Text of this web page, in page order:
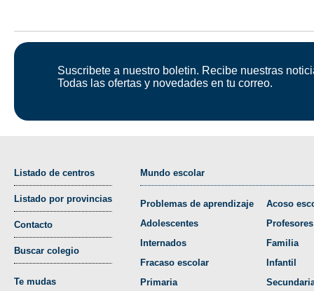
Suscribete a nuestro boletin. Recibe nuestras
Todas las ofertas y novedades en tu correo.
Listado de centros
Listado por provincias
Contacto
Buscar colegio
Te mudas
Mundo escolar
Problemas de aprendizaje
Adolescentes
Internados
Fracaso escolar
Primaria
Acoso
Profesores
Familia
Infantil